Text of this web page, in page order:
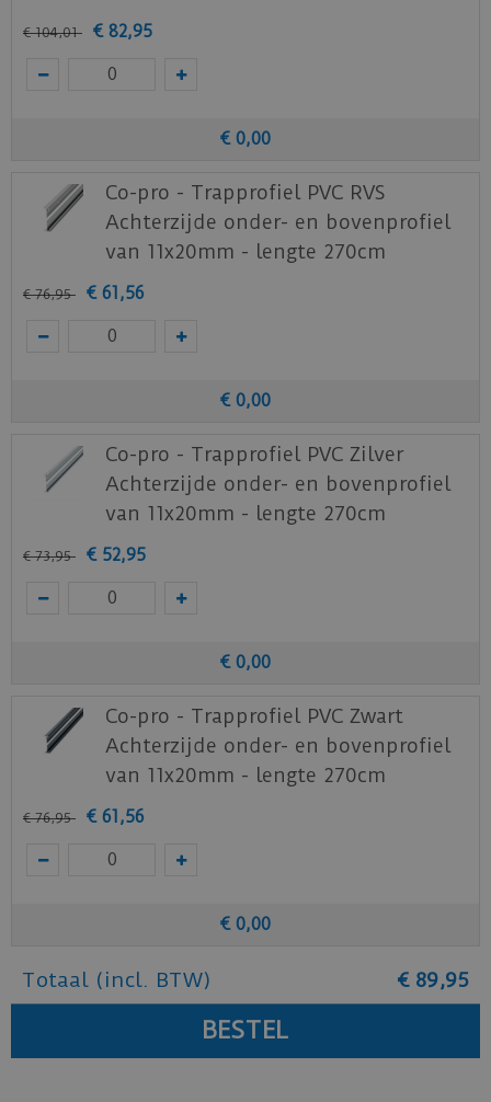
€ 104,01 € 82,95
€ 0,00
Co-pro - Trapprofiel PVC RVS
Achterzijde onder- en bovenprofiel
van 11x20mm - lengte 270cm
€ 76,95 € 61,56
€ 0,00
Co-pro - Trapprofiel PVC Zilver
Achterzijde onder- en bovenprofiel
van 11x20mm - lengte 270cm
€ 73,95 € 52,95
€ 0,00
Co-pro - Trapprofiel PVC Zwart
Achterzijde onder- en bovenprofiel
van 11x20mm - lengte 270cm
€ 76,95 € 61,56
€ 0,00
Totaal (incl. BTW) € 89,95